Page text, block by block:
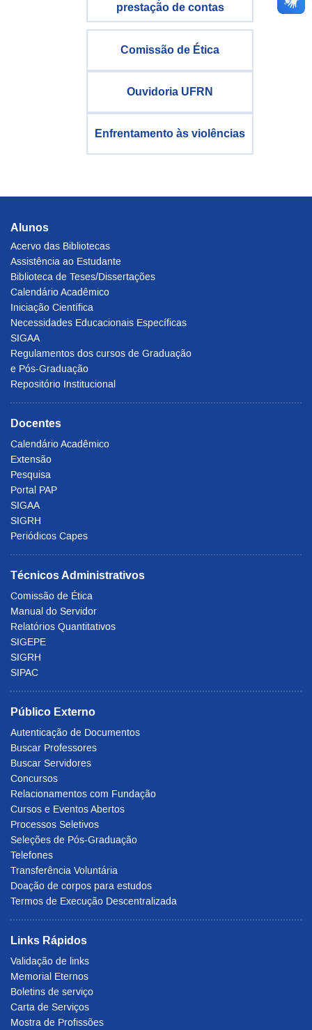
prestação de contas
Comissão de Ética
Ouvidoria UFRN
Enfrentamento às violências
Alunos
Acervo das Bibliotecas
Assistência ao Estudante
Biblioteca de Teses/Dissertações
Calendário Acadêmico
Iniciação Científica
Necessidades Educacionais Específicas
SIGAA
Regulamentos dos cursos de Graduação
e Pós-Graduação
Repositório Institucional
Docentes
Calendário Acadêmico
Extensão
Pesquisa
Portal PAP
SIGAA
SIGRH
Periódicos Capes
Técnicos Administrativos
Comissão de Ética
Manual do Servidor
Relatórios Quantitativos
SIGEPE
SIGRH
SIPAC
Público Externo
Autenticação de Documentos
Buscar Professores
Buscar Servidores
Concursos
Relacionamentos com Fundação
Cursos e Eventos Abertos
Processos Seletivos
Seleções de Pós-Graduação
Telefones
Transferência Voluntária
Doação de corpos para estudos
Termos de Execução Descentralizada
Links Rápidos
Validação de links
Memorial Eternos
Boletins de serviço
Carta de Serviços
Mostra de Profissões